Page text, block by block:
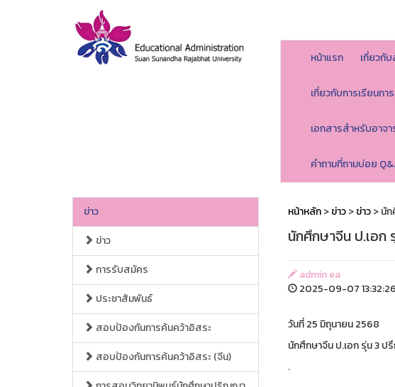
หน้าแรก เกี่ยวกั
เกี่ยวกับการเรียนกา
เอกสารสำหรับอาจ
คำถามที่ถามบ่อย
ข่าว
ข่าว
การรับสมัคร
ประชาสัมพันธ์
สอบป้องกันการค้นคว้าอิสระ
สอบป้องกันการค้นคว้าอิสระ (จีน)
หน้าหลัก>ข่าว>ข่าว> นัก
นักศึกษาจีน ป.เอก
admin ea
2025-09-07 13:32:26
วันที่ 25 มิถุนายน 2568
นักศึกษาจีน ป.เอก รุ่น 3
.